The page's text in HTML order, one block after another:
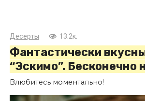
Десерты 13.2к.
Фантастически
“Эскимо”. Бесконечно
Влюбитесь моментально!